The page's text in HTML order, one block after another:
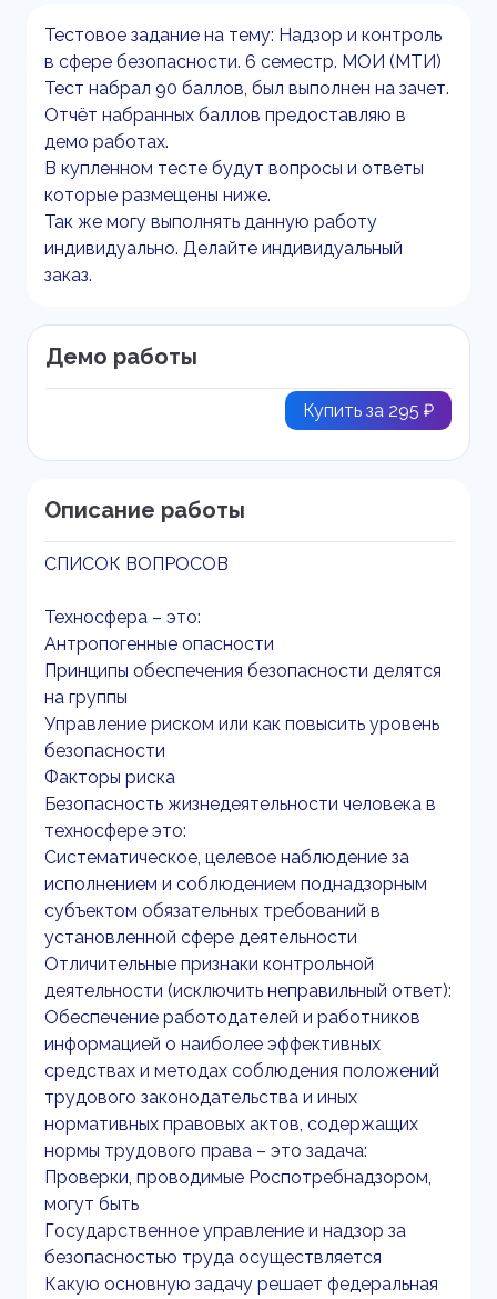
Тестовое задание на тему: Надзор и контроль
в сфере безопасности. 6 семестр. МОИ (МТИ)
Тест набрал 90 баллов, был выполнен на зачет.
Отчёт набранных баллов предоставляю в
демо работах.
В купленном тесте будут вопросы и ответы
которые размещены ниже.
Так же могу выполнять данную работу
индивидуально. Делайте индивидуальный
заказ.
Демо работы
Купить за 295 ₽
Описание работы
СПИСОК ВОПРОСОВ
Техносфера – это:
Антропогенные опасности
Принципы обеспечения безопасности делятся
на группы
Управление риском или как повысить уровень
безопасности
Факторы риска
Безопасность жизнедеятельности человека в
техносфере это:
Систематическое, целевое наблюдение за
исполнением и соблюдением поднадзорным
субъектом обязательных требований в
установленной сфере деятельности
Отличительные признаки контрольной
деятельности (исключить неправильный ответ):
Обеспечение работодателей и работников
информацией о наиболее эффективных
средствах и методах соблюдения положений
трудового законодательства и иных
нормативных правовых актов, содержащих
нормы трудового права – это задача:
Проверки, проводимые Роспотребнадзором,
могут быть
Государственное управление и надзор за
безопасностью труда осуществляется
Какую основную задачу решает федеральная